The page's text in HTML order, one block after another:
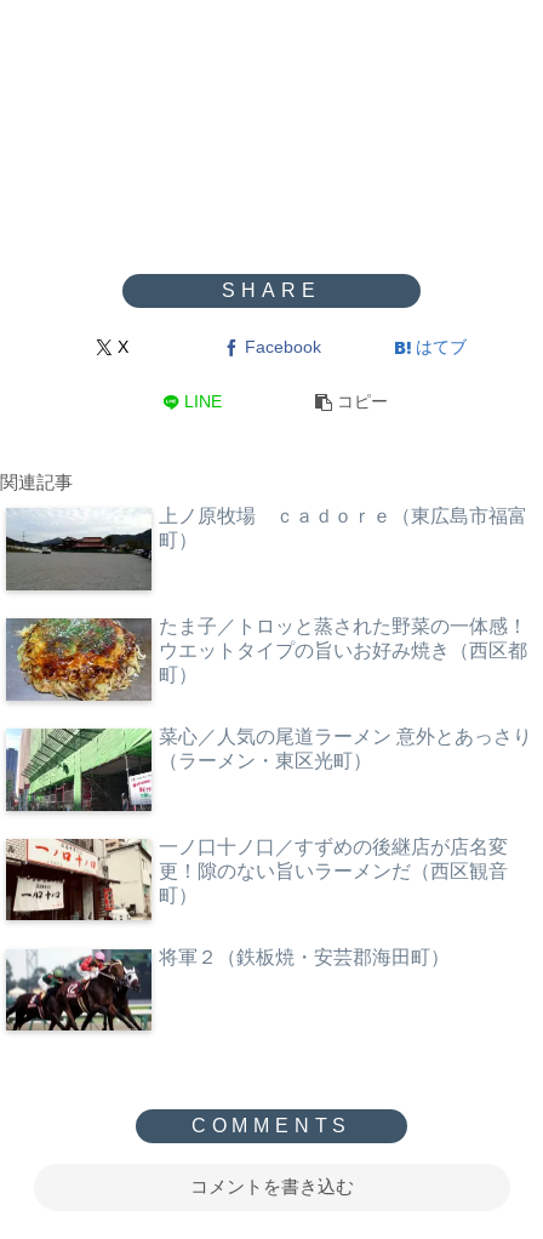
X Facebook はてブ
LINE コピー
関連記事
上ノ原牧場 ｃａｄｏｒｅ（東広島市福富
町）
たま子／トロッと蒸された野菜の一体感！
ウエットタイプの旨いお好み焼き（西区都
町）
菜心／人気の尾道ラーメン 意外とあっさり
（ラーメン・東区光町）
一ノ口十ノ口／すずめの後継店が店名変
更！隙のない旨いラーメンだ（西区観音
町）
将軍２（鉄板焼・安芸郡海田町）
コメントを書き込む